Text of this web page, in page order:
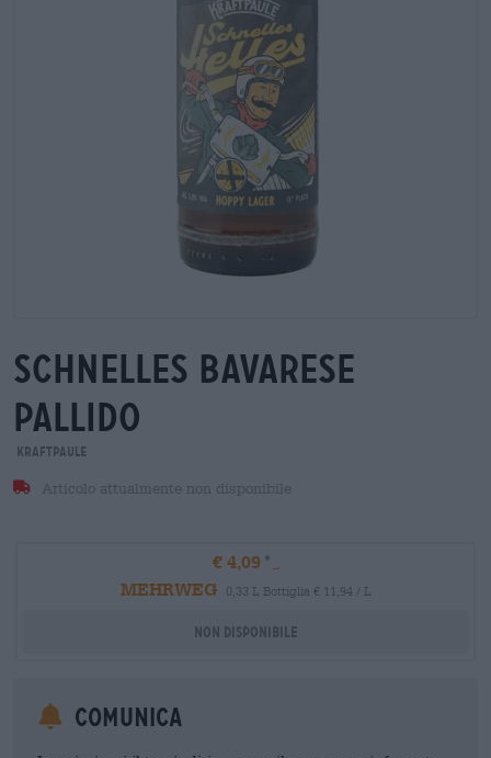
schnelles Bavarese
pallido
Kraftpaule
Articolo attualmente non disponibile
€ 4,09
MEHRWEG
0,33 L Bottiglia € 11,94 / L
Non disponibile
Comunica